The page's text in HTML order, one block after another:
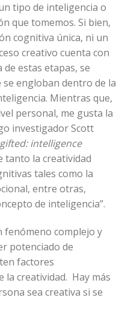
tipo de inteligencia o
que tomemos. Si bien,
cognitiva única, ni un
creativo cuenta con
estas etapas, se
engloban dentro de la
Mientras que,
personal, me gusta la
investigador Scott
intelligence
tanto la creatividad
tales como la
entre otras,
de inteligencia”.
fenómeno complejo y
potenciado de
factores
la creatividad. Hay más
sea creativa si se